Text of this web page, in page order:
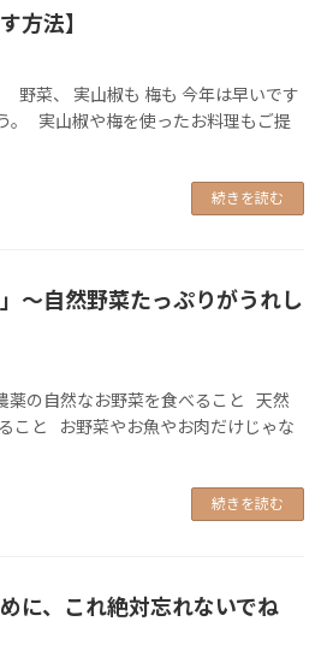
方法】
野菜、 実山椒も 梅も 今年は早いです
。 実山椒や梅を使ったお料理もご提
続きを読む
～自然野菜たっぷりがうれし
の自然なお野菜を食べること 天然
こと お野菜やお魚やお肉だけじゃな
続きを読む
に、これ絶対忘れないでね